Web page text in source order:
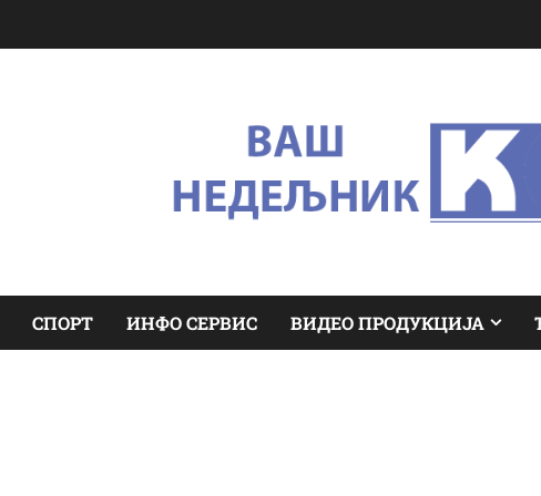
СПОРТ ИНФО СЕРВИС ВИДЕО ПРОДУКЦИЈА